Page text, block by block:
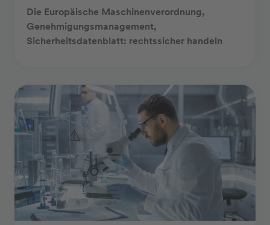
Die Europäische Maschinenverordnung,
Genehmigungsmanagement,
Sicherheitsdatenblatt: rechtssicher handeln